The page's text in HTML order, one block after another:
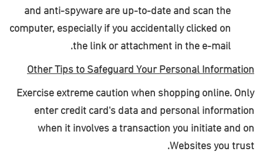
and anti-spyware are up-to-date and scan the
computer, especially if you accidentally clicked on
the link or attachment in the e-mail
.
Other Tips to Safeguard Your Personal Information
Exercise extreme caution when shopping online. Only
enter credit card's data and personal information
when it involves a transaction you initiate and on
Websites you trust
.